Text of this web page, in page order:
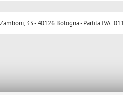
33 - 40126 Bologna - Partita IVA: